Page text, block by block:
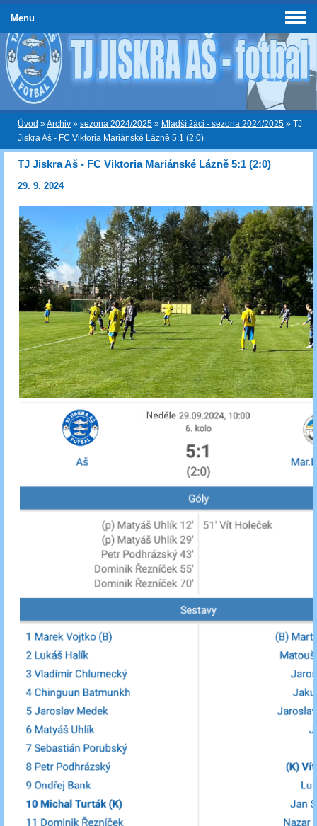
Úvod »Archiv » sezona 2024/2025 » Mladší žáci - sezona 2024/2025 » TJ
Jiskra Aš - FC Viktoria Mariánské Lázně 5:1 (2:0)
TJ Jiskra Aš - FC Viktoria Mariánské Lázně 5:1 (2:0)
29. 9. 2024
Menu